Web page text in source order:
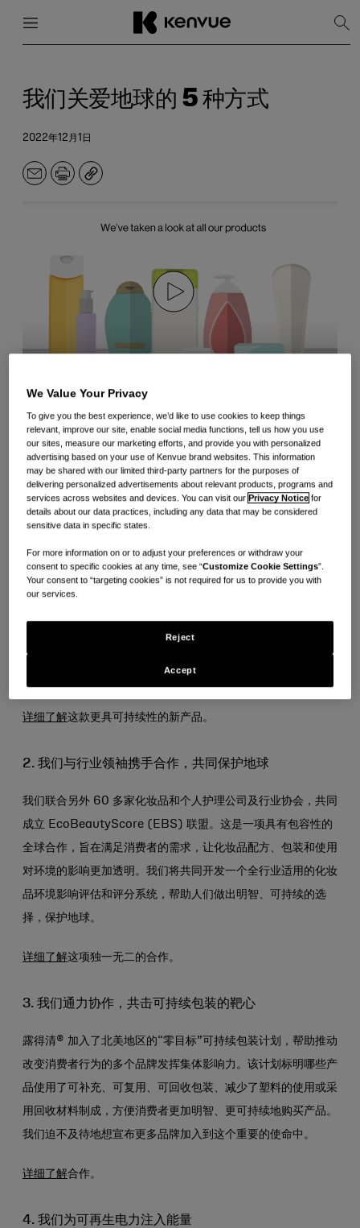
显
示
我们关爱地球的 5 种方式
2022年12月1日
电
打
副
有人说这需要举全人类之力。而我们深知，要创造我们的
“Healthy Lives Mission”所追求的改变，绝对需要举整个地
球之力。因此，我们重新规划构想，并在全球范围内招募员工。
以下是我们为人类和地球创造改变的五个例子。
1. 我们让一次性用品更具可持续性
在巴西，我们重新设计了标志性的 Stayfree® 卫生巾，推出
料用量减少 50%，包装 100% 可回收，是我们为拯救森林和地
详细了解这款更具可持续性的新产品。
2. 我们与行业领袖携手合作，共同保护地球
我们联合另外 60 多家化妆品和个人护理公司及行业协会，共同
成立 EcoBeautyScore (EBS) 联盟。这是一项具有包容性的
全球合作，旨在满足消费者的需求，让化妆品配方、包装和使用
对环境的影响更加透明。我们将共同开发一个全行业适用的化妆
品环境影响评估和评分系统，帮助人们做出明智、可持续的选
择，保护地球。
详细了解这项独一无二的合作。
3. 我们通力协作，共击可持续包装的靶心
露得清® 加入了北美地区的“零目标”可持续包装计划 ，帮助推动
改变消费者行为的多个品牌发挥集体影响力。该计划标明哪些产
品使用了可补充、可复用、可回收包装、减少了塑料的使用或采
用回收材料制成，方便消费者更加明智、更可持续地购买产品。
我们迫不及待地想宣布更多品牌加入到这个重要的使命中。
详细了解合作。
4. 我们为可再生电力注入能量
We Value Your Privacy
To give you the best experience, we’d like to use cookies to keep things
relevant, improve our site, enable social media functions, tell us how you use
our sites, measure our marketing efforts, and provide you with personalized
advertising based on your use of Kenvue brand websites. This information
may be shared with our limited third-party partners for the purposes of
delivering personalized advertisements about relevant products, programs and
services across websites and devices. You can visit our Privacy Notice for
details about our data practices, including any data that may be considered
sensitive data in specific states.
For more information on or to adjust your preferences or withdraw your
consent to specific cookies at any time, see “Customize Cookie Settings”.
Your consent to “targeting cookies” is not required for us to provide you with
our services.
Reject
Accept